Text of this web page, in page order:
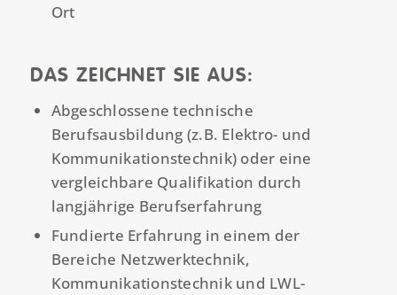
Ort
DAS ZEICHNET SIE AUS:
Abgeschlossene technische
Berufsausbildung (z.B. Elektro- und
Kommunikationstechnik) oder eine
vergleichbare Qualifikation durch
langjährige Berufserfahrung
Fundierte Erfahrung in einem der
Bereiche Netzwerktechnik,
Kommunikationstechnik und LWL-